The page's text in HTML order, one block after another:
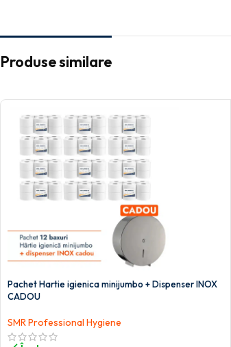
Produse similare
Pachet Hartie igienica minijumbo + Dispenser INOX
CADOU
SMR Professional Hygiene